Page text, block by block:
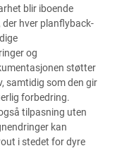
blir iboende
hver planflyback-
og
støtter
samtidig som den gir
forbedring.
tilpasning uten
kan
i stedet for dyre